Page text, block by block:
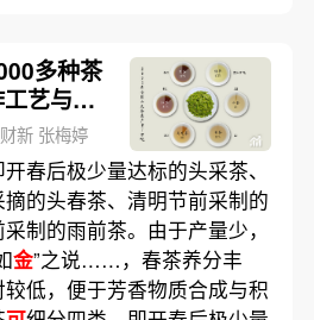
多种茶
艺与品
食
新 张梅婷
春后极少量达标的头采茶、
的头春茶、清明节前采制的
制的雨前茶。由于产量少，
金”之说……，春茶养分丰
低，便于芳香物质合成与积